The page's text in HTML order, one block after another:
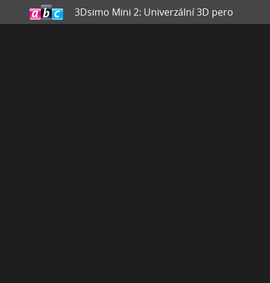
3Dsimo Mini 2: Univerzální 3D pero